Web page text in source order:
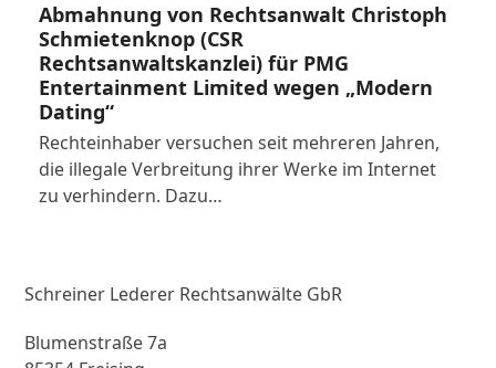
Abmahnung von Rechtsanwalt Christoph
Schmietenknop (CSR
Rechtsanwaltskanzlei) für PMG
Entertainment Limited wegen „Modern
Dating“
Rechteinhaber versuchen seit mehreren Jahren,
die illegale Verbreitung ihrer Werke im Internet
zu verhindern. Dazu…
Schreiner Lederer Rechtsanwälte GbR
Blumenstraße 7a